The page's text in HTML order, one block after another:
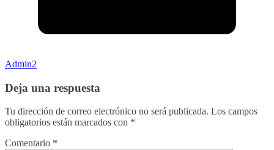
Admin2
Deja una respuesta
Tu dirección de correo electrónico no será publicada. Los campos
obligatorios están marcados con *
Comentario *